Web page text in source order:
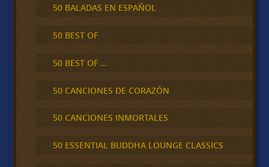
50 BALADAS EN ESPAÑOL
50 BEST OF
50 BEST OF …
50 CANCIONES DE CORAZÓN
50 CANCIONES INMORTALES
50 ESSENTIAL BUDDHA LOUNGE CLASSICS